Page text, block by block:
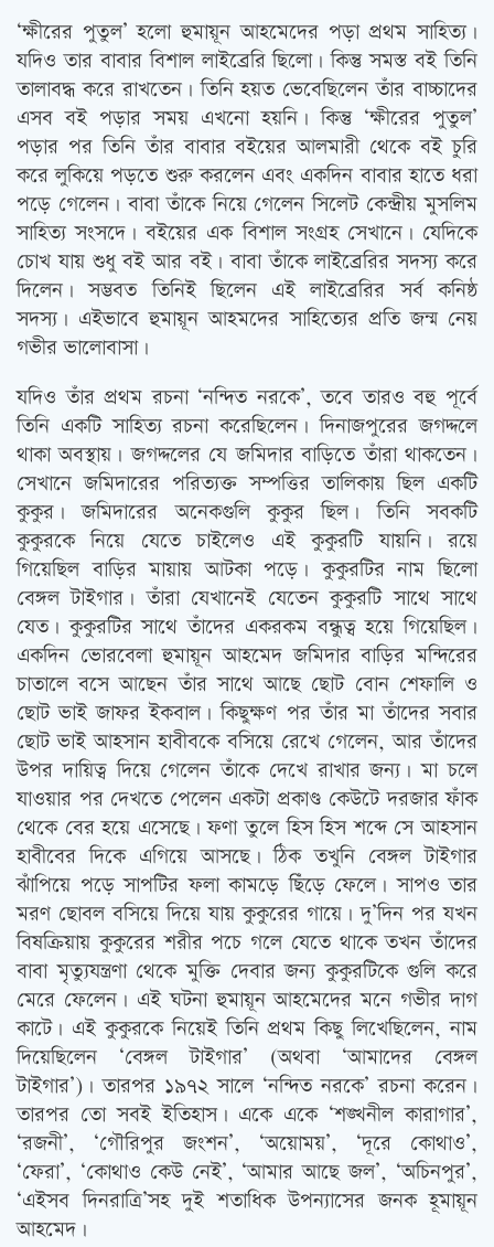
‘ক্ষীরের পুতুল’ হলো হুমায়ূন আহমেদের পড়া প্রথম সাহিত্য।
যদিও তার বাবার বিশাল লাইব্রেরি ছিলো। কিন্তু সমস্ত বই তিনি
তালাবদ্ধ করে রাখতেন। তিনি হয়ত ভেবেছিলেন তাঁর বাচ্চাদের
এসব বই পড়ার সময় এখনো হয়নি। কিন্তু ‘ক্ষীরের পুতুল’
পড়ার পর তিনি তাঁর বাবার বইয়ের আলমারী থেকে বই চুরি
করে লুকিয়ে পড়তে শুরু করলেন এবং একদিন বাবার হাতে ধরা
পড়ে গেলেন। বাবা তাঁকে নিয়ে গেলেন সিলেট কেন্দ্রীয় মুসলিম
সাহিত্য সংসদে। বইয়ের এক বিশাল সংগ্রহ সেখানে। যেদিকে
চোখ যায় শুধু বই আর বই। বাবা তাঁকে লাইব্রেরির সদস্য করে
দিলেন। সম্ভবত তিনিই ছিলেন এই লাইব্রেরির সর্ব কনিষ্ঠ
সদস্য। এইভাবে হুমায়ূন আহমদের সাহিত্যের প্রতি জন্ম নেয়
গভীর ভালোবাসা।
যদিও তাঁর প্রথম রচনা ‘নন্দিত নরকে’, তবে তারও বহু পূর্বে
তিনি একটি সাহিত্য রচনা করেছিলেন। দিনাজপুরের জগদ্দলে
থাকা অবস্থায়। জগদ্দলের যে জমিদার বাড়িতে তাঁরা থাকতেন।
সেখানে জমিদারের পরিত্যক্ত সম্পত্তির তালিকায় ছিল একটি
কুকুর। জমিদারের অনেকগুলি কুকুর ছিল। তিনি সবকটি
কুকুরকে নিয়ে যেতে চাইলেও এই কুকুরটি যায়নি। রয়ে
গিয়েছিল বাড়ির মায়ায় আটকা পড়ে। কুকুরটির নাম ছিলো
বেঙ্গল টাইগার। তাঁরা যেখানেই যেতেন কুকুরটি সাথে সাথে
যেত। কুকুরটির সাথে তাঁদের একরকম বন্ধুত্ব হয়ে গিয়েছিল।
একদিন ভোরবেলা হুমায়ূন আহমেদ জমিদার বাড়ির মন্দিরের
চাতালে বসে আছেন তাঁর সাথে আছে ছোট বোন শেফালি ও
ছোট ভাই জাফর ইকবাল। কিছুক্ষণ পর তাঁর মা তাঁদের সবার
ছোট ভাই আহসান হাবীবকে বসিয়ে রেখে গেলেন, আর তাঁদের
উপর দায়িত্ব দিয়ে গেলেন তাঁকে দেখে রাখার জন্য। মা চলে
যাওয়ার পর দেখতে পেলেন একটা প্রকাণ্ড কেউটে দরজার ফাঁক
থেকে বের হয়ে এসেছে। ফণা তুলে হিস হিস শব্দে সে আহসান
হাবীবের দিকে এগিয়ে আসছে। ঠিক তখুনি বেঙ্গল টাইগার
ঝাঁপিয়ে পড়ে সাপটির ফলা কামড়ে ছিঁড়ে ফেলে। সাপও তার
মরণ ছোবল বসিয়ে দিয়ে যায় কুকুরের গায়ে। দু’দিন পর যখন
বিষক্রিয়ায় কুকুরের শরীর পচে গলে যেতে থাকে তখন তাঁদের
বাবা মৃত্যুযন্ত্রণা থেকে মুক্তি দেবার জন্য কুকুরটিকে গুলি করে
মেরে ফেলেন। এই ঘটনা হুমায়ূন আহমেদের মনে গভীর দাগ
কাটে। এই কুকুরকে নিয়েই তিনি প্রথম কিছু লিখেছিলেন, নাম
দিয়েছিলেন ‘বেঙ্গল টাইগার’ (অথবা ‘আমাদের বেঙ্গল
টাইগার’)। তারপর ১৯৭২ সালে ‘নন্দিত নরকে’ রচনা করেন।
তারপর তো সবই ইতিহাস। একে একে ‘শঙ্খনীল কারাগার’,
‘রজনী’, ‘গৌরিপুর জংশন’, ‘অয়োময়’, ‘দূরে কোথাও’,
‘ফেরা’, ‘কোথাও কেউ নেই’, ‘আমার আছে জল’, ‘অচিনপুর’,
‘এইসব দিনরাত্রি’সহ দুই শতাধিক উপন্যাসের জনক হূমায়ূন
আহমেদ।